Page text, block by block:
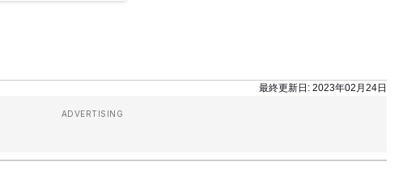
最終更新日: 2023年02月24日
ADVERTISING